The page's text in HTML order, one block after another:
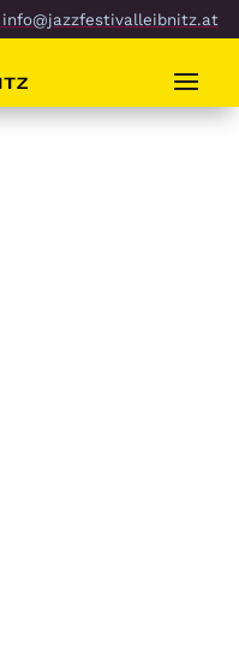
info@jazzfestivalleibnitz.at